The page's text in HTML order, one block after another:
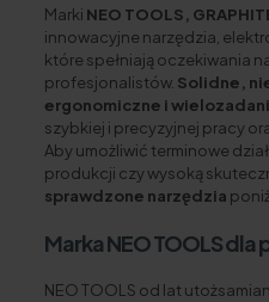
Marki NEO TOOLS,
innowacyjne narzędzia,
które spełniają oczekiwania
profesjonalistów. Solidne,
ergonomiczne i
szybkiej i precyzyjnej pracy
Aby umożliwić terminowe
produkcji czy wysoką
sprawdzone narzędzia
Marka NEO TOOLS
NEO TOOLS od lat